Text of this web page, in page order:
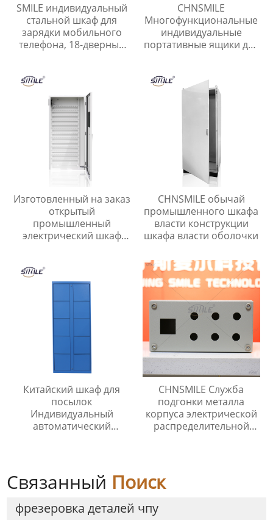
SMILE индивидуальный
стальной шкаф для
зарядки мобильного
телефона, 18-дверный
CHNSMILE
Многофункциональные
индивидуальные
портативные ящики для
Металлический ящик
для инструментов.
Изготовленный на заказ
открытый
промышленный
электрический шкаф
алюминиевый корпус
главного выключателя с
защитой IP65
CHNSMILE обычай
промышленного шкафа
власти конструкции
шкафа власти оболочки
Китайский шкаф для
посылок
Индивидуальный
автоматический
CHNSMILE Служба
подгонки металла
корпуса электрической
распределительной
Связанный Поиск
фрезеровка деталей чпу